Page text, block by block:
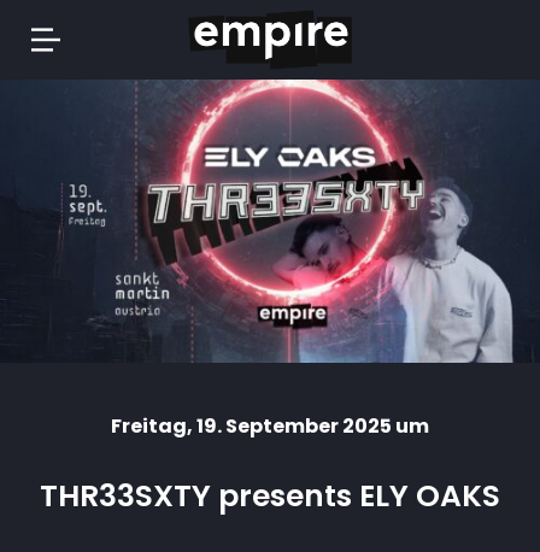
Freitag, 19. September 2025 um
THR33SXTY presents ELY OAKS